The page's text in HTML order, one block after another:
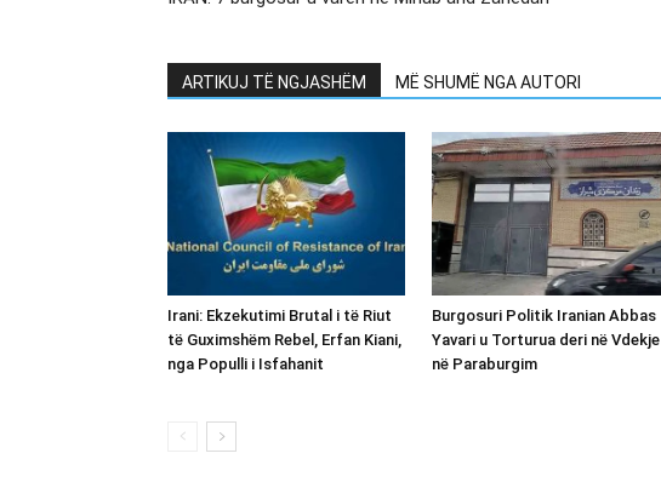
ARTIKUJ TË NGJASHËM MË SHUMË NGA AUTORI
Irani: Ekzekutimi Brutal i të Riut
të Guximshëm Rebel, Erfan Kiani,
nga Populli i Isfahanit
Burgosuri Politik Iranian Abbas
Yavari u Torturua deri në Vdekje
në Paraburgim